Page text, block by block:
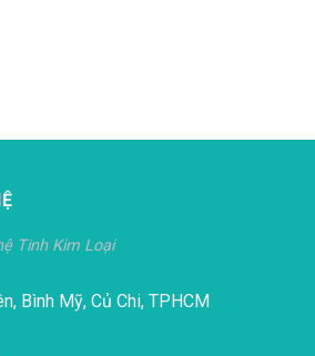
Tinh Kim Loại
Bình Mỹ, Củ Chi, TPHCM